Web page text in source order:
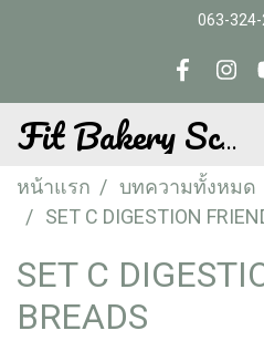
063-324-
Fit Bakery School
หน้าแรก บทความทั้งหมด
SET C DIGESTION
SET C
BREADS